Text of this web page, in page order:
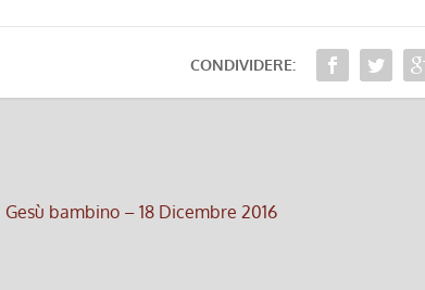
CONDIVIDERE:
bambino – 18 Dicembre 2016